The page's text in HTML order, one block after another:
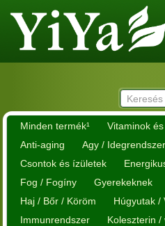
Minden termék¹
Vitaminok
Anti-aging
Agy /
Csontok és ízületek
Fog / Fogíny
Gyerekeknek
Haj / Bőr / Köröm
Húgyutak /
Immunrendszer
Koleszterin /